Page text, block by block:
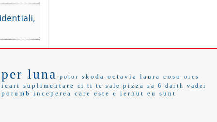
luna potor skoda octavia laura coso ores
suplimentare ci ti te sale pizza sa 6
darth vader
porumb inceperea care este e iernut eu sunt